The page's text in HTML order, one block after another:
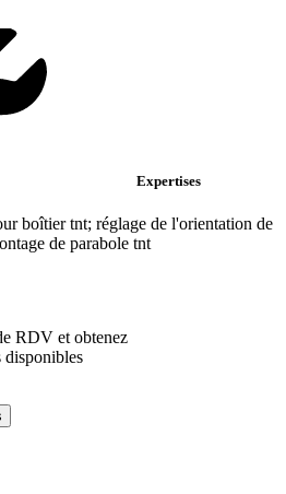
Expertises
boîtier tnt; réglage de l'orientation de
de parabole tnt
RDV et obtenez
disponibles